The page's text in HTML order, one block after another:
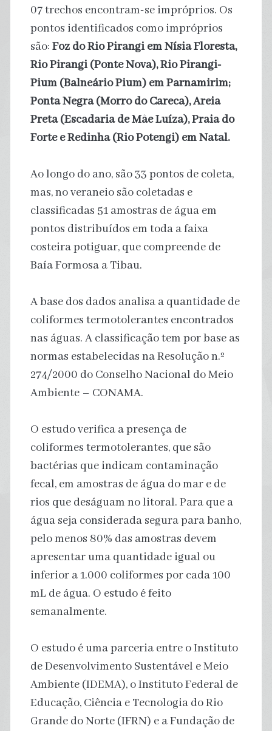
07 trechos encontram-se impróprios. Os
pontos identificados como impróprios
são: Foz do Rio Pirangi em Nísia Floresta,
RioPirangi (Ponte Nova), Rio Pirangi-
Pium (Balneário Pium) em Parnamirim;
Ponta Negra (Morro do Careca),Areia
Preta (Escadaria de Mãe Luíza),Praia do
Forte e Redinha (Rio Potengi) em Natal.
Ao longo do ano, são 33 pontos de coleta,
mas, no veraneio são coletadas e
classificadas 51 amostras de água em
pontos distribuídos em toda a faixa
costeira potiguar, que compreende de
Baía Formosa a Tibau.
A base dos dados analisa a quantidade de
coliformes termotolerantes encontrados
nas águas. A classificação tem por base as
normas estabelecidas na Resolução n.º
274/2000 do Conselho Nacional do Meio
Ambiente – CONAMA.
O estudo verifica a presença de
coliformes termotolerantes, que são
bactérias que indicam contaminação
fecal, em amostras de água do mar e de
rios que deságuam no litoral. Para que a
água seja considerada segura para banho,
pelo menos 80% das amostras devem
apresentar uma quantidade igual ou
inferior a 1.000 coliformes por cada 100
mL de água. O estudo é feito
semanalmente.
O estudo é uma parceria entre o Instituto
de Desenvolvimento Sustentável e Meio
Ambiente (IDEMA), o Instituto Federal de
Educação, Ciência e Tecnologia do Rio
Grande do Norte (IFRN) e a Fundação de